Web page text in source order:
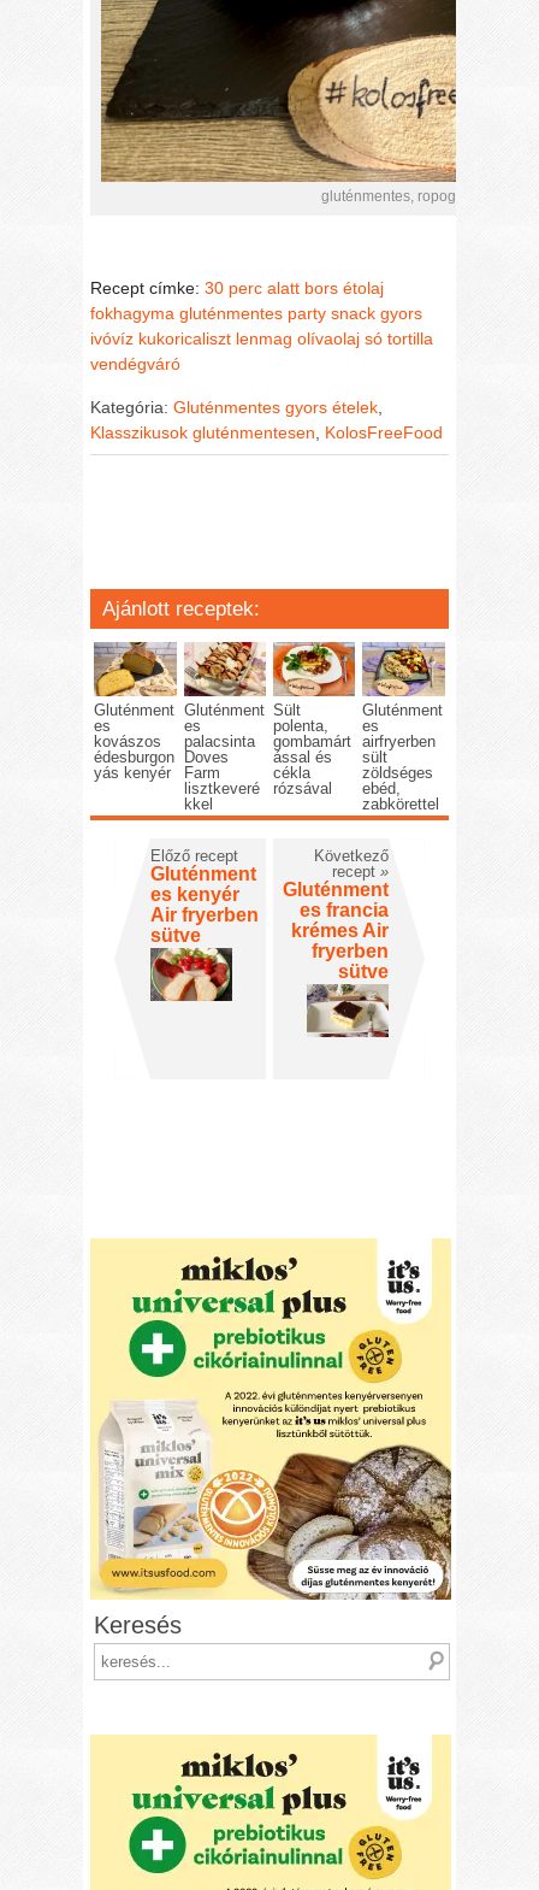
gluténmentes, ropogós mexikói
Recept címke:30 perc alatt bors étolaj
fokhagyma gluténmentes party snack gyors
ivóvíz kukoricaliszt lenmag olívaolaj só tortilla
vendégváró
Kategória:Gluténmentes gyors ételek
Klasszikusok gluténmentesen
KolosFreeFood
Ajánlott receptek:
Gluténment
es
kovászos
édesburgon
yás kenyér
Gluténment
es
palacsinta
Doves
Farm
lisztkeveré
kkel
Sült
polenta,
gombamárt
ással és
cékla
rózsával
Gluténment
es
airfryerben
sült
zöldséges
ebéd,
zabkörettel
Előző recept
Gluténment
es kenyér
Air fryerben
sütve
Következő
recept »
Gluténment
es francia
krémes Air
fryerben
sütve
Keresés